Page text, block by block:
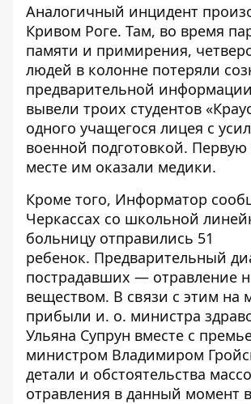
Аналогичный инцидент
Кривом Роге. Там, во время
памяти и примирения,
людей в колонне потеряли
предварительной
вывели троих студентов
одного учащегося лицея с
военной подготовкой.
месте им оказали медики.
Кроме того, Информатор
Черкассах со школьной
больницу отправились 51
ребенок. Предварительный
пострадавших — отравление
веществом. В связи с этим на
прибыли и. о. министра
Ульяна Супрун вместе с
министром Владимиром
детали и обстоятельства
отравления в данный момент